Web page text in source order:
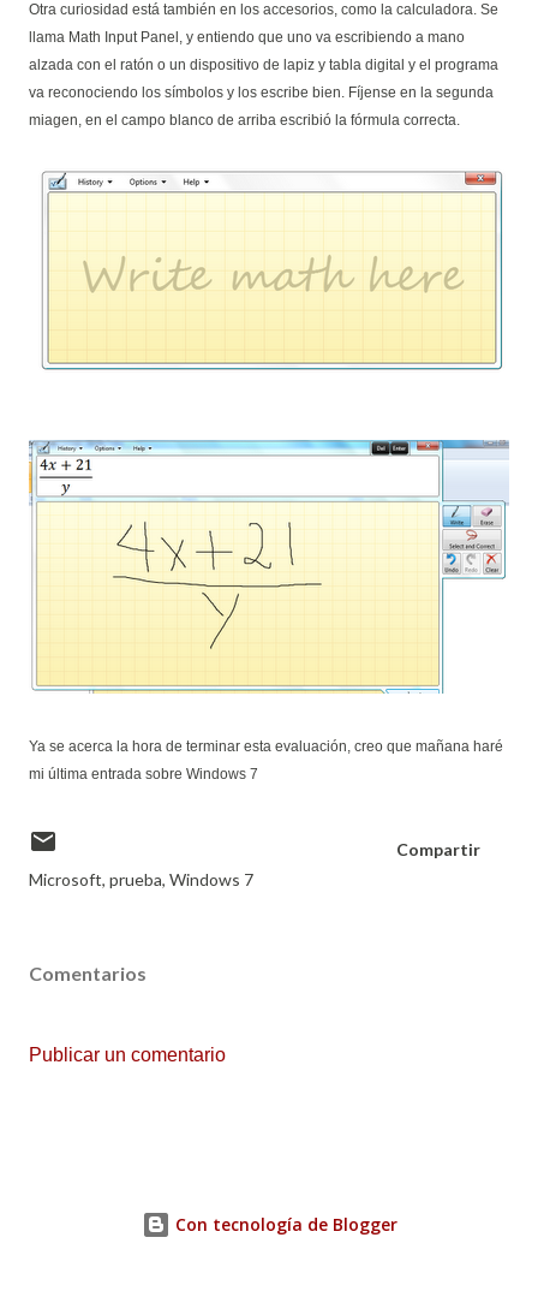
Otra curiosidad está también en los accesorios, como la calculadora. Se
llama Math Input Panel, y entiendo que uno va escribiendo a mano
alzada con el ratón o un dispositivo de lapiz y tabla digital y el programa
va reconociendo los símbolos y los escribe bien. Fíjense en la segunda
miagen, en el campo blanco de arriba escribió la fórmula correcta.
Ya se acerca la hora de terminar esta evaluación, creo que mañana haré
mi última entrada sobre Windows 7
Microsoft prueba Windows 7
Compartir
Comentarios
Publicar un comentario
Con tecnología de Blogger